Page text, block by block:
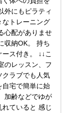
外にもピラティ
なトレーニング
心配がありませ
収納OK。 持ち
ス付き。 ↓↓こ
のレッスン、フ
クラブでも人気
自宅で簡単に始
加齢などでゆが
ていると 感じ